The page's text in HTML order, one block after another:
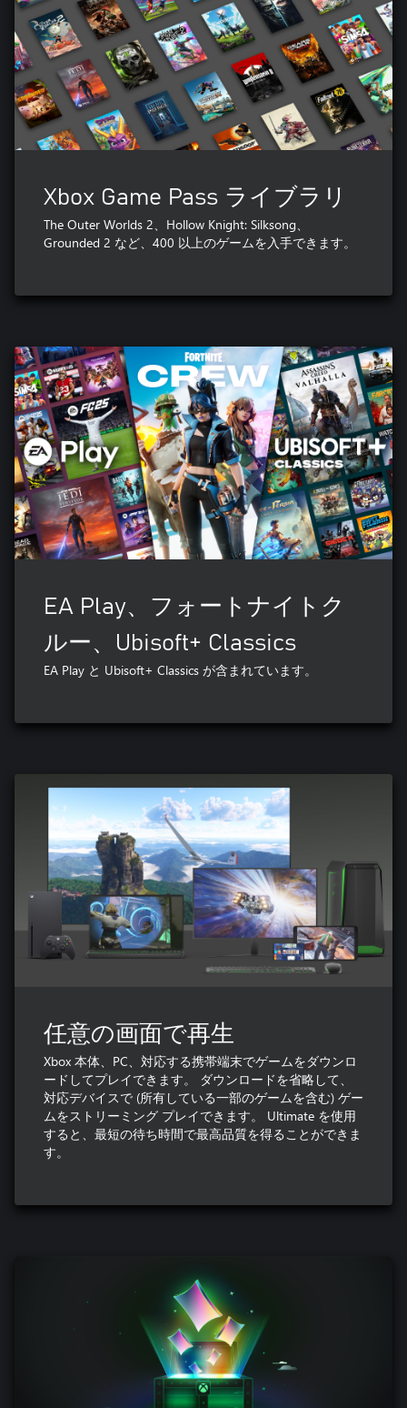
Xbox Game Pass ライブラリ
The Outer Worlds 2、Hollow Knight: Silksong、
Grounded 2 など、400 以上のゲームを入手できます。
EA Play、フォートナイトク
ルー、Ubisoft+ Classics
EA Play と Ubisoft+ Classics が含まれています。
任意の画面で再生
Xbox 本体、PC、対応する携帯端末でゲームをダウンロ
ードしてプレイできます。 ダウンロードを省略して、
対応デバイスで (所有している一部のゲームを含む) ゲー
ムをストリーミング プレイできます。 Ultimate を使用
すると、最短の待ち時間で最高品質を得ることができま
す。